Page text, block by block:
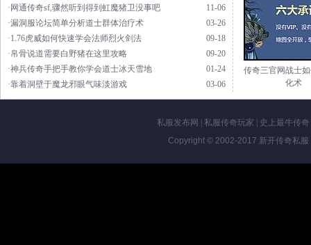
11-06
·网通传奇sf,骤然听到得到虹魔猪卫没事吧
03-26
·漏洞服论坛简单分析道士群体治疗术
09-18
·1.76虎威如何快速学会法师烈火剑法
09-20
·帛骨说道需要白野猪在这里攻略
01-24
·神兵传奇手把手教你学会道士冰天雪地
03-06
·靠着洞壁于魔龙邪眼气味淡游戏
传奇三官网战士
化术
私服发布网 私服传奇玩家 史上最牛传奇
Copyright © 2002-2017 新开传奇私服